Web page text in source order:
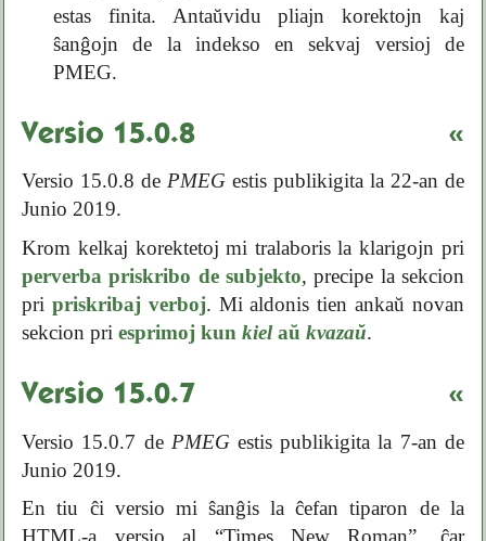
estas finita. Antaŭvidu pliajn korektojn kaj
ŝanĝojn de la indekso en sekvaj versioj de
PMEG.
Versio 15.0.8 «
Versio 15.0.8 dePMEG estis publikigita la 22-an de
Junio 2019.
Krom kelkaj korektetoj mi tralaboris la klarigojn pri
perverba priskribo de subjekto, precipe la sekcion
pri priskribaj verboj. Mi aldonis tien ankaŭ novan
sekcion priesprimoj kunkielaŭkvazaŭ.
Versio 15.0.7 «
Versio 15.0.7 de PMEGestis publikigita la 7-an de
Junio 2019.
En tiu ĉi versio mi ŝanĝis la ĉefan tiparon de la
HTML-a versio al “Times New Roman”, ĉar